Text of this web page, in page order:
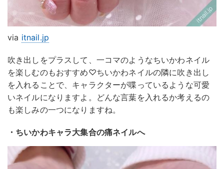
via itnail.jp
吹き出しをプラスして、一コマのようなちいかわネイル
を楽しむのもおすすめ♡ちいかわネイルの隣に吹き出し
を入れることで、キャラクターが喋っているような可愛
いネイルになりますよ。どんな言葉を入れるか考えるの
も楽しみの一つになりますね。
・ちいかわキャラ大集合の痛ネイルへ